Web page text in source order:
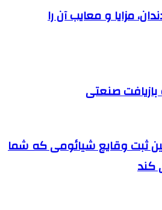
مزایا و معایب آن را
صنعتی
ثبت وقایع شیائومی که شما
کند